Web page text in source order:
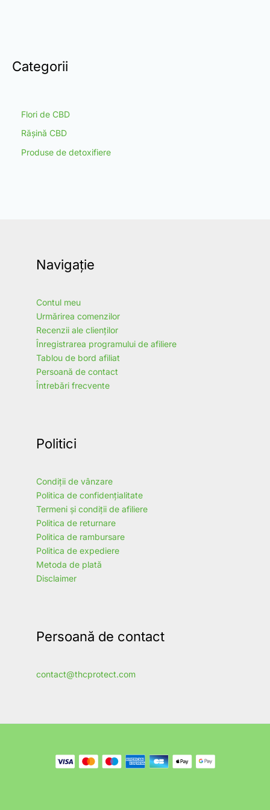
Categorii
Flori de CBD
Rășină CBD
Produse de detoxifiere
Navigație
Contul meu
Urmărirea comenzilor
Recenzii ale clienților
Înregistrarea programului de afiliere
Tablou de bord afiliat
Persoană de contact
Întrebări frecvente
Politici
Condiții de vânzare
Politica de confidențialitate
Termeni și condiții de afiliere
Politica de returnare
Politica de rambursare
Politica de expediere
Metoda de plată
Disclaimer
Persoană de contact
contact@thcprotect.com